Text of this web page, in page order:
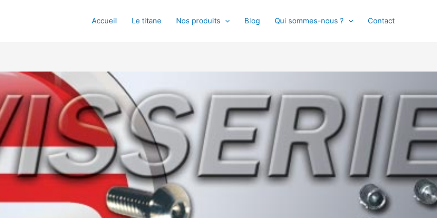
Accueil Le titane Nos produits Blog Qui sommes-nous ? Contact